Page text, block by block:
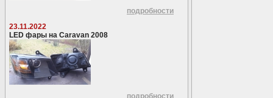
подробности
23.11.2022
LED фары на Caravan 2008
подробности